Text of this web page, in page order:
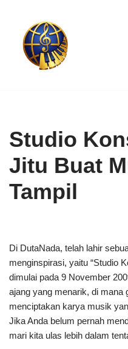
Skip
content
Studio
Jitu Buat
Tampil
Di DutaNada, telah lahir
menginspirasi, yaitu “Studio
dimulai pada 9 November
ajang yang menarik, di mana
menciptakan karya musik
Jika Anda belum pernah
mari kita ulas lebih dalam